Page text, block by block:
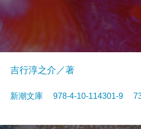
吉行淳之介／著
新潮文庫 978-4-10-114301-9